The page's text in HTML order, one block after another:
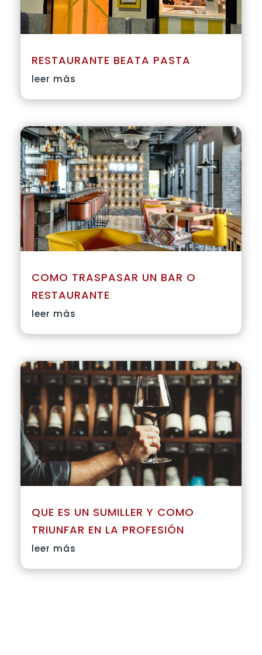
RESTAURANTE BEATA PASTA
leer más
COMO TRASPASAR UN BAR O
RESTAURANTE
leer más
QUE ES UN SUMILLER Y COMO
TRIUNFAR EN LA PROFESIÓN
leer más